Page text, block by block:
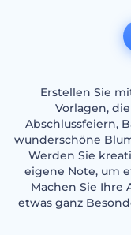
Erstellen Sie
Vorlagen,
Abschlussfeiern,
wunderschöne
Werden Sie
eigene Note, um
Machen Sie Ihre
etwas ganz